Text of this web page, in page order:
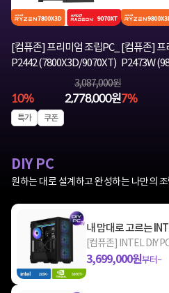
[컴퓨존] 프리미엄 조립PC_
P2442 (7800X3D/9070XT)
3,087,000원
10% 2,778,000원
특가 쿠폰
[컴퓨존] 프
P2473W
▶ MSI 주
7%
DIY PC
원하는 대로 설계하고 완성하는 나만의
내 맘대로 고르는
[컴퓨존] INTEL DIY
3,699,000원부터~